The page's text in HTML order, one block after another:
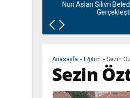
Nuri Aslan Silivri
Anasayfa » Eğitim » Sezin
Sezin